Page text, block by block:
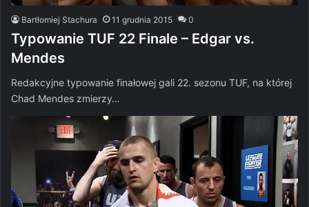
Bartłomiej Stachura 11 grudnia 2015 0
Typowanie TUF 22 Finale – Edgar vs.
Mendes
Redakcyjne typowanie finałowej gali 22. sezonu TUF, na której
Chad Mendes zmierzy…